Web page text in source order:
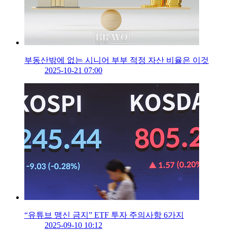
부동산밖에 없는 시니어 부부 적정 자산 비율은 이것
2025-10-21 07:00
“유튜브 맹신 금지” ETF 투자 주의사항 6가지
2025-09-10 10:12